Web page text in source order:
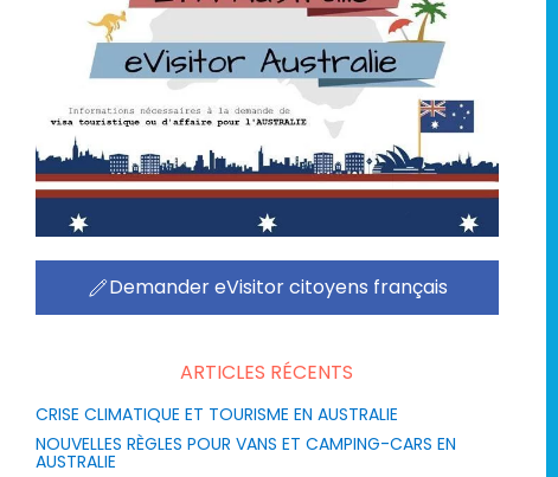
Demander eVisitor citoyens français
ARTICLES RÉCENTS
CRISE CLIMATIQUE ET TOURISME EN AUSTRALIE
NOUVELLES RÈGLES POUR VANS ET CAMPING-CARS EN
AUSTRALIE